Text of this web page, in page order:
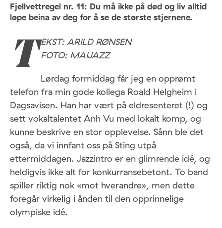
Fjellvettregel nr. 11: Du må ikke på død og liv alltid
løpe beina av deg for å se de største stjernene.
T
EKST: ARILD RØNSEN
FOTO: MAIJAZZ
Lørdag formiddag får jeg en opprømt
telefon fra min gode kollega Roald Helgheim i
Dagsavisen. Han har vært på eldresenteret (!) og
sett vokaltalentet Anh Vu med lokalt komp, og
kunne beskrive en stor opplevelse. Sånn ble det
også, da vi innfant oss på Sting utpå
ettermiddagen. Jazzintro er en glimrende idé, og
heldigvis ikke alt for konkurransebetont. To band
spiller riktig nok «mot hverandre», men dette
foregår virkelig i ånden til den opprinnelige
olympiske idé.